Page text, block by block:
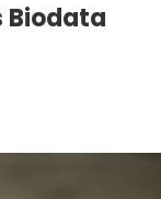
Biodata